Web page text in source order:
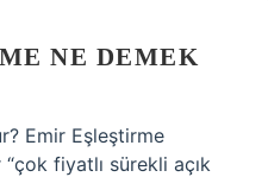
NE DEMEK
Emir Eşleştirme
fiyatlı sürekli açık